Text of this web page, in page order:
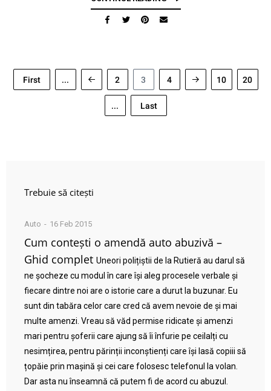
First ... 2 3 4 10 20
... Last
Trebuie să citești
Auto 16 Feb 2015
Cum contești o amendă auto abuzivă –
Ghid complet Uneori polițiștii de la Rutieră au darul să
ne șocheze cu modul în care își aleg procesele verbale și
fiecare dintre noi are o istorie care a durut la buzunar. Eu
sunt din tabăra celor care cred că avem nevoie de și mai
multe amenzi. Vreau să văd permise ridicate și amenzi
mari pentru șoferii care ajung să îi înfurie pe ceilalți cu
nesimțirea, pentru părinții inconștienți care își lasă copiii să
țopăie prin mașină și cei care folosesc telefonul la volan.
Dar asta nu înseamnă că putem fi de acord cu abuzul.